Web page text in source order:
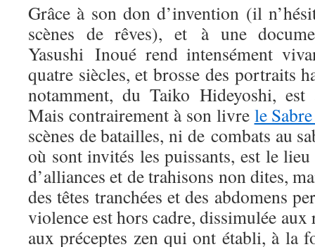
Grâce à son don d’invention (il
scènes de rêves), et à une
Yasushi Inoué rend intensément
quatre siècles, et brosse des portraits
notamment, du Taiko Hideyoshi, est
Mais contrairement à son livre le
scènes de batailles, ni de combats au
où sont invités les puissants, est le lieu
d’alliances et de trahisons non dites,
des têtes tranchées et des abdomens
violence est hors cadre, dissimulée
aux préceptes zen qui ont établi, à la